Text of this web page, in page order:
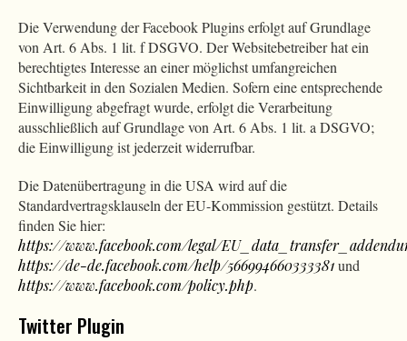
Die Verwendung der Facebook Plugins erfolgt auf Grundlage
von Art. 6 Abs. 1 lit. f DSGVO. Der Websitebetreiber hat ein
berechtigtes Interesse an einer möglichst umfangreichen
Sichtbarkeit in den Sozialen Medien. Sofern eine entsprechende
Einwilligung abgefragt wurde, erfolgt die Verarbeitung
ausschließlich auf Grundlage von Art. 6 Abs. 1 lit. a DSGVO;
die Einwilligung ist jederzeit widerrufbar.
Die Datenübertragung in die USA wird auf die
Standardvertragsklauseln der EU-Kommission gestützt. Details
finden Sie hier:
https://www.facebook.com/legal/
https://de-de.facebook.com/help/566994660333381und
https://www.facebook.com/policy.php.
Twitter Plugin